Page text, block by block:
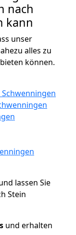
nach
kann
unser
alles zu
können.
lassen Sie
Stein
und erhalten